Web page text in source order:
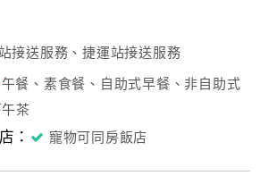
接送服務、捷運站接送服務
午餐、素食餐、自助式早餐、非自助式
茶
： 寵物可同房飯店